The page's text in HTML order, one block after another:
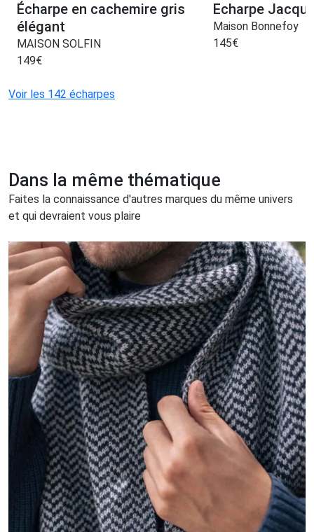
Écharpe en cachemire gris
élégant
MAISON SOLFIN
149€
Echarpe
Maison Bonnefoy
145€
Voir les 142 écharpes
Dans la même thématique
Faites la connaissance d'autres marques du même univers
et qui devraient vous plaire